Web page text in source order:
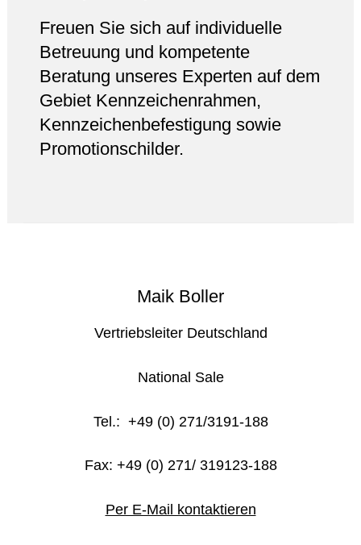
Freuen Sie sich auf individuelle
Betreuung und kompetente
Beratung unseres Experten auf dem
Gebiet Kennzeichenrahmen,
Kennzeichenbefestigung sowie
Promotionschilder.
Maik Boller
Vertriebsleiter Deutschland
National Sale
Tel.: +49 (0) 271/3191-188
Fax: +49 (0) 271/ 319123-188
Per E-Mail kontaktieren